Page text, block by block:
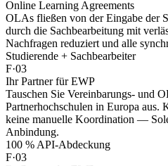
Online Learning Agreements
OLAs fließen von der Eingabe der
durch die Sachbearbeitung mit
Nachfragen reduziert und alle
Studierende + Sachbearbeiter
F·03
Ihr Partner fürEWP
Tauschen Sie Vereinbarungs- und
Partnerhochschulen in Europa aus.
keine manuelle Koordination —
Anbindung.
100 % API-Abdeckung
F·03